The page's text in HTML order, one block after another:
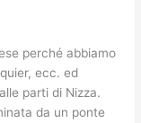
perché abbiamo
ecc. ed
parti di Nizza.
da un ponte